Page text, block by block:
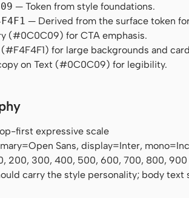
— Token from style foundations.
— Derived from the surface token
(#0C0C09) for CTA emphasis.
(#F4F4F1) for large backgrounds and
on Text (#0C0C09) for legibility.
first expressive scale
Sans, display=Inter,
200, 300, 400, 500, 600, 700, 800, 900
carry the style personality; body